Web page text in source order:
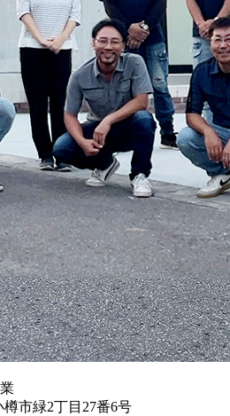
樽市緑2丁目27番6号